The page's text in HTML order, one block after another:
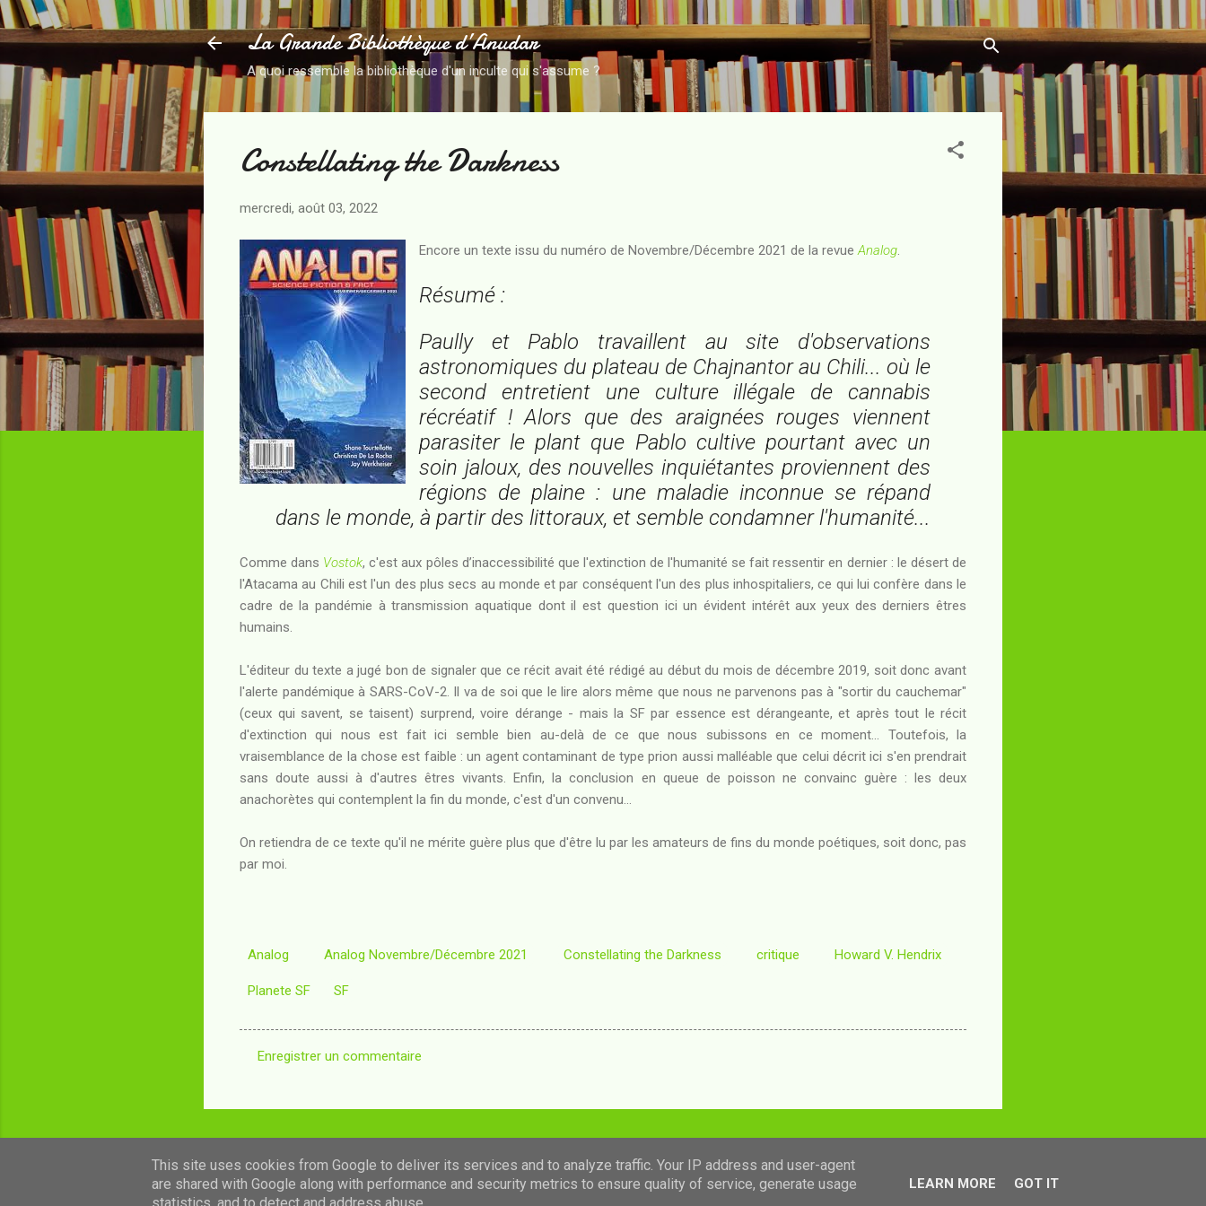
Accéder au contenu principal
La Grande Bibliothèque d’Anudar
A quoi ressemble la bibliothèque d'un inculte qui s'assume ?
Constellating the Darkness
mercredi, août 03, 2022
Encore un texte issu du numéro de Novembre/Décembre 2021 de la revue Analog
Résumé :
Paully et Pablo travaillent au site d'observations
astronomiques du plateau de Chajnantor au Chili... où le
second entretient une culture illégale de cannabis
récréatif ! Alors que des araignées rouges viennent
parasiter le plant que Pablo cultive pourtant avec un
soin jaloux, des nouvelles inquiétantes proviennent des
régions de plaine : une maladie inconnue se répand
dans le monde, à partir des littoraux, et semble condamner l'humanité...
Comme dans Vostok, c'est aux pôles d’inaccessibilité que l'extinction de l'humanité se fait ressentir en dernier : le désert de
l'Atacama au Chili est l'un des plus secs au monde et par conséquent l'un des plus inhospitaliers, ce qui lui confère dans le
cadre de la pandémie à transmission aquatique dont il est question ici un évident intérêt aux yeux des derniers êtres
humains.
L'éditeur du texte a jugé bon de signaler que ce récit avait été rédigé au début du mois de décembre 2019, soit donc avant
l'alerte pandémique à SARS-CoV-2. Il va de soi que le lire alors même que nous ne parvenons pas à "sortir du cauchemar"
(ceux qui savent, se taisent) surprend, voire dérange - mais la SF par essence est dérangeante, et après tout le récit
d'extinction qui nous est fait ici semble bien au-delà de ce que nous subissons en ce moment... Toutefois, la
vraisemblance de la chose est faible : un agent contaminant de type prion aussi malléable que celui décrit ici s'en prendrait
sans doute aussi à d'autres êtres vivants. Enfin, la conclusion en queue de poisson ne convainc guère : les deux
anachorètes qui contemplent la fin du monde, c'est d'un convenu...
On retiendra de ce texte qu'il ne mérite guère plus que d'être lu par les amateurs de fins du monde poétiques, soit donc, pas
par moi.
Analog Analog Novembre/Décembre 2021 Constellating the Darkness critique Howard V. Hendrix
Planete SF SF
e
n
Enregistrer un commentaire
Images de thèmes deluoman
This site uses cookies from Google to deliver its services and to analyze traffic. Your IP address and user-agent
are shared with Google along with performance and security metrics to ensure quality of service, generate usage
LEARN MORE GOT IT